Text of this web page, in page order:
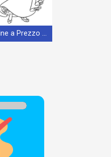
Immagine a Prezzo Zero di Biancaneve